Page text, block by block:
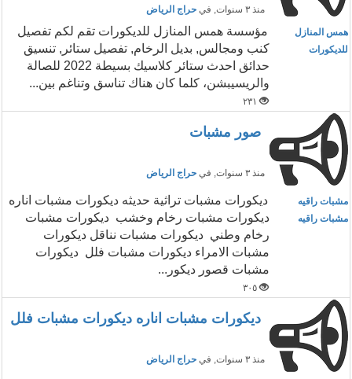
منذ ٣ سنوات , في حراج الرياض
همس المنازل
للديكورات
مؤسسة همس المنازل للديكورات تقم لكم تفصيل
كنب ومجالس, بديل الرخام, تفصيل ستائر, تنسيق
حدائق احدث ستائر كلاسيك بسيطة 2022 للصالة
والريسيبشن، كلما كان هناك تناسق وتناغم بين...
٢٣١
صور مشبات
منذ ٣ سنوات , في حراج الرياض
مشبات راقيه
مشبات راقيه
ديكورات مشبات تراثية حديثه ديكورات مشبات اناره
ديكورات مشبات رخام وخشب ديكورات مشبات
رخام وطني ديكورات مشبات نناقل ديكورات
مشبات الامراء ديكورات مشبات فلل ديكورات
مشبات قصور ديكور...
٣٠٥
ديكورات مشبات اناره ديكورات مشبات فلل
منذ ٣ سنوات , في حراج الرياض